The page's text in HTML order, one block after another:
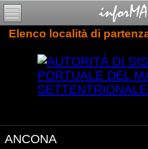
Elenco località di
ANCONA